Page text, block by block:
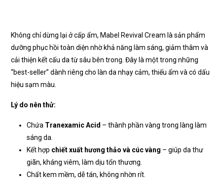
Không chỉ dừng lại ở cấp ẩm, Mabel Revival Cream là sản phẩm
dưỡng phục hồi toàn diện nhờ khả năng làm sáng, giảm thâm và
cải thiện kết cấu da từ sâu bên trong. Đây là một trong những
“best-seller” dành riêng cho làn da nhạy cảm, thiếu ẩm và có dấu
hiệu sạm màu.
Lý do nên thử:
Chứa Tranexamic Acid – thành phần vàng trong làng làm
sáng da.
Kết hợp chiết xuất hương thảo và cúc vàng – giúp da thư
giãn, kháng viêm, làm dịu tổn thương.
Chất kem mềm, dễ tán, không nhờn rít.